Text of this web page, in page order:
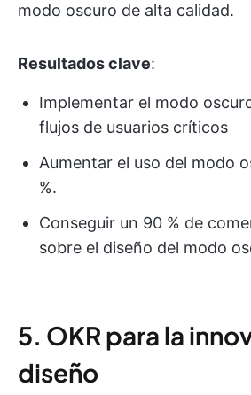
modo oscuro de alta calidad.
Resultados clave:
Implementar el modo
flujos de usuarios críticos
Aumentar el uso del modo
%.
Conseguir un 90 % de
sobre el diseño del modo
5. OKR para la
diseño